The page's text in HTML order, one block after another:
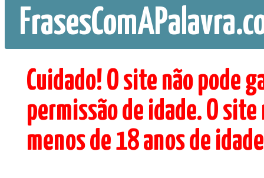
Cuidado! O site não pode
permissão de idade. O
menos de 18 anos de